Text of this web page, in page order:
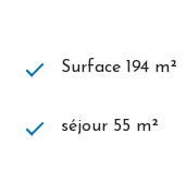
Cette très
conseillère en
Surface 194 m²
séjour 55 m²